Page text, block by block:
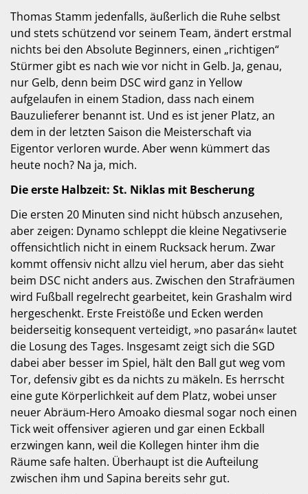
Thomas Stamm jedenfalls, äußerlich die Ruhe selbst
und stets schützend vor seinem Team, ändert erstmal
nichts bei den Absolute Beginners, einen „richtigen“
Stürmer gibt es nach wie vor nicht in Gelb. Ja, genau,
nur Gelb, denn beim DSC wird ganz in Yellow
aufgelaufen in einem Stadion, dass nach einem
Bauzulieferer benannt ist. Und es ist jener Platz, an
dem in der letzten Saison die Meisterschaft via
Eigentor verloren wurde. Aber wenn kümmert das
heute noch? Na ja, mich.
Die erste Halbzeit: St. Niklas mit Bescherung
Die ersten 20 Minuten sind nicht hübsch anzusehen,
aber zeigen: Dynamo schleppt die kleine Negativserie
offensichtlich nicht in einem Rucksack herum. Zwar
kommt offensiv nicht allzu viel herum, aber das sieht
beim DSC nicht anders aus. Zwischen den Strafräumen
wird Fußball regelrecht gearbeitet, kein Grashalm wird
hergeschenkt. Erste Freistöße und Ecken werden
beiderseitig konsequent verteidigt, »no pasarán« lautet
die Losung des Tages. Insgesamt zeigt sich die SGD
dabei aber besser im Spiel, hält den Ball gut weg vom
Tor, defensiv gibt es da nichts zu mäkeln. Es herrscht
eine gute Körperlichkeit auf dem Platz, wobei unser
neuer Abräum-Hero Amoako diesmal sogar noch einen
Tick weit offensiver agieren und gar einen Eckball
erzwingen kann, weil die Kollegen hinter ihm die
Räume safe halten. Überhaupt ist die Aufteilung
zwischen ihm und Sapina bereits sehr gut.